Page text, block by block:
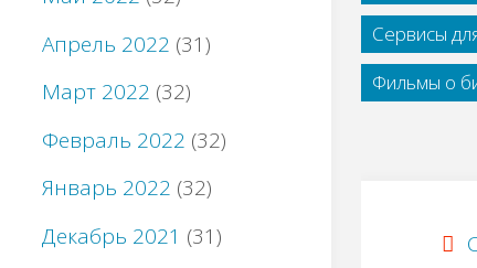
Сервисы
Фильмы о
Апрель 2022 (31)
Март 2022 (32)
Февраль 2022 (32)
Январь 2022 (32)
Декабрь 2021 (31)